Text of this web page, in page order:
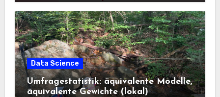
Data Science
Umfragestatistik: äquivalente Modelle,
äquivalente Gewichte (lokal)